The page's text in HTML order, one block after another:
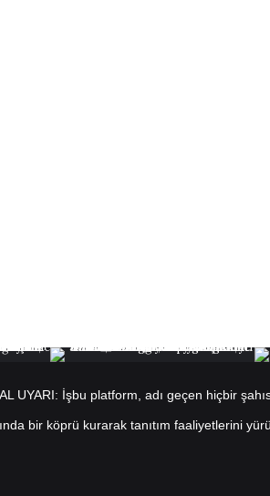
UYARI: İşbu platform, adı geçen hiçbir
bir köprü kurarak tanıtım faaliyetlerini